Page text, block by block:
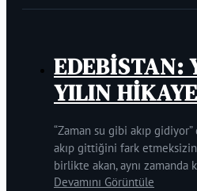
EDEBİSTAN:
YILIN
“Zaman su gibi akıp
akıp gittiğini fark
birlikte akan, aynı zamanda
Devamını Görüntüle